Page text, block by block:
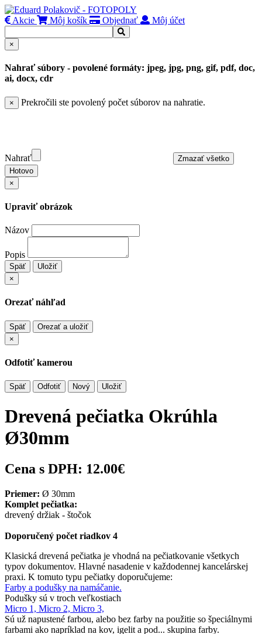
Akcie Môj košík Objednať Môj účet
×
Nahrať súbory - povolené formáty: jpeg, jpg, png, gif, pdf, doc,
ai, docx, cdr
× Prekročili ste povolený počet súborov na nahratie.
Nahrať
Zmazať všetko
Hotovo
×
Upraviť obrázok
Názov
Popis
Späť
Uložiť
×
Orezať náhľad
Späť
Orezať a uložiť
×
Odfotiť kamerou
Späť Odfotiť Nový Uložiť
Drevená pečiatka Okrúhla
Ø30mm
Cena s DPH: 12.00€
Priemer: Ø 30mm
Komplet pečiatka:
drevený držiak - štočok
Doporučený počet riadkov 4
Klasická drevená pečiatka je vhodná na pečiatkovanie všetkych
typov dokumentov. Hlavné nasadenie v každodennej kancelárskej
praxi. K tomuto typu pečiatky doporučujeme:
Farby a podušky na namáčanie.
Podušky sú v troch veľkostiach
Micro 1, Micro 2, Micro 3,
Sú už napustené farbou, alebo bez farby na použitie so špeciálnymi
farbami ako napríklad na kov, igelit a pod... skupina farby.